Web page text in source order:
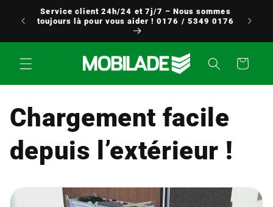
directement
au contenu
partir
Service client 24h/24 et 7j/7 – Nous sommes
toujours là pour vous aider ! 0176 / 5349 0176
Panier
Chargement facile
depuis l’extérieur !